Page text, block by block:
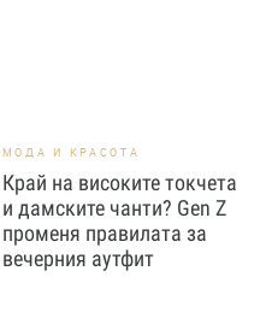
МОДА И КРАСОТА
Край на високите токчета
и дамските чанти? Gen Z
променя правилата за
вечерния аутфит